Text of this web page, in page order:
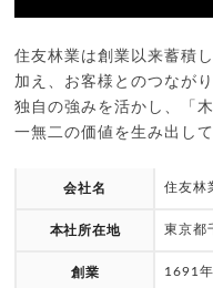
住友林業は創業以来蓄積
加え、お客様とのつなが
独自の強みを活かし、「
一無二の価値を生み出して
会社名 住友林
本社所在地 東京都
創業 1691